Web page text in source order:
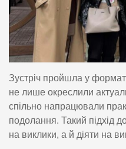
Зустріч пройшла у
не лише окреслили
спільно напрацювали
подолання. Такий підхід
на виклики, а й діяти на